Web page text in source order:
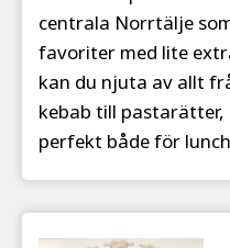
centrala Norrtälje
favoriter med lite
kan du njuta av allt
kebab till pastarätter,
perfekt både för